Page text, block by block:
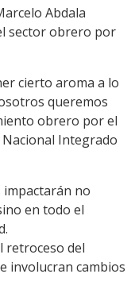
Abdala
sector obrero por
cierto aroma a lo
queremos
obrero por el
Nacional Integrado
impactarán no
en todo el
retroceso del
involucran cambios